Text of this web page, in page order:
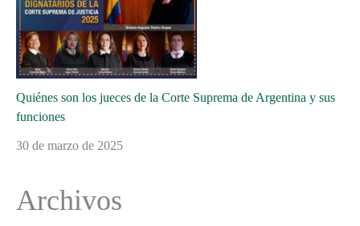
Quiénes son los jueces de la Corte Suprema de Argentina y sus
funciones
30 de marzo de 2025
Archivos